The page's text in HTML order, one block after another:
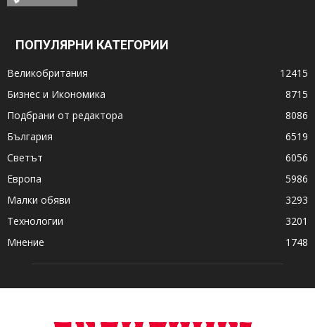
ПОПУЛЯРНИ КАТЕГОРИИ
Великобритания
12415
Бизнес и Икономика
8715
Подбрани от редактора
8086
България
6519
Светът
6056
Европа
5986
Малки обяви
3293
Технологии
3201
Мнение
1748